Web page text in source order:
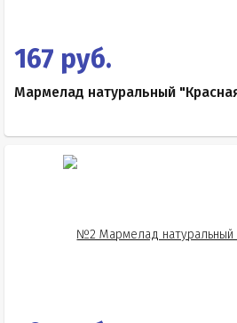
167 руб.
Мармелад натуральный